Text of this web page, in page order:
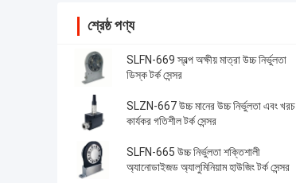
শ্রেষ্ঠ পণ্য
SLFN-669 স্বল্প অক্ষীয় মাত্রা উচ্চ নির্ভুলতা
ডিস্ক টর্ক সেন্সর
SLZN-667 উচ্চ মানের উচ্চ নির্ভুলতা এবং খরচ
কার্যকর গতিশীল টর্ক সেন্সর
SLFN-665 উচ্চ নির্ভুলতা শক্তিশালী
অ্যানোডাইজড অ্যালুমিনিয়াম হাউজিং টর্ক সেন্সর